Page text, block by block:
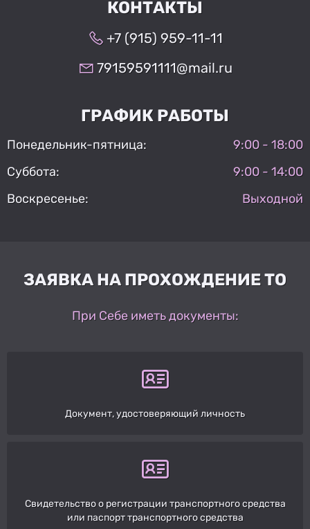
КОНТАКТЫ
+7 (915) 959-11-11
79159591111@mail.ru
ГРАФИК РАБОТЫ
Понедельник-пятница:
9:00 - 18:00
Суббота:
9:00 - 14:00
Воскресенье:
Выходной
ЗАЯВКА НА ПРОХОЖДЕНИЕ ТО
При Себе иметь документы:
Документ, удостоверяющий личность
Свидетельство о регистрации транспортного средства
или паспорт транспортного средства